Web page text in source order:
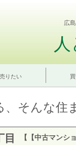
広
売りたい
そんな住
目 【【中古マンシ